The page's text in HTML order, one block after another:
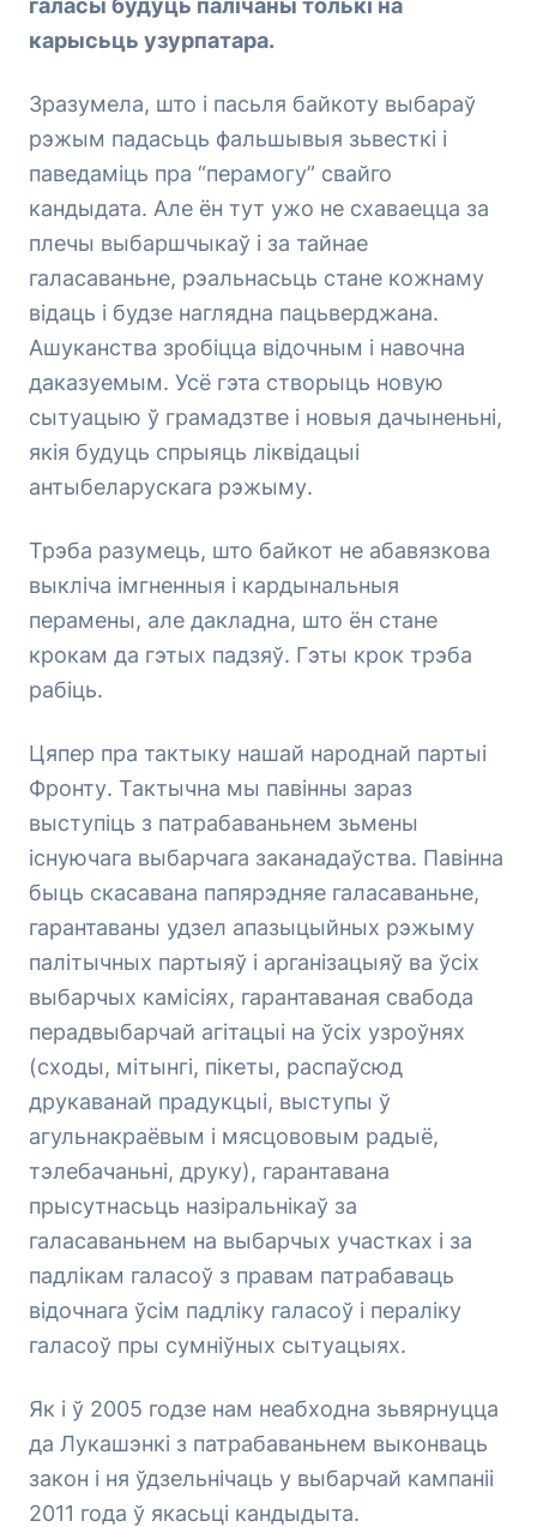
галасы будуць палічаны толькі на
карысьць узурпатара.
Зразумела, што і пасьля байкоту выбараў
рэжым падасьць фальшывыя зьвесткі і
паведаміць пра “перамогу” свайго
кандыдата. Але ён тут ужо не схаваецца за
плечы выбаршчыкаў і за тайнае
галасаваньне, рэальнасьць стане кожнаму
відаць і будзе наглядна пацьверджана.
Ашуканства зробіцца відочным і навочна
даказуемым. Усё гэта створыць новую
сытуацыю ў грамадзтве і новыя дачыненьні,
якія будуць спрыяць ліквідацыі
антыбеларускага рэжыму.
Трэба разумець, што байкот не абавязкова
выкліча імгненныя і кардынальныя
перамены, але дакладна, што ён стане
крокам да гэтых падзяў. Гэты крок трэба
рабіць.
Цяпер пра тактыку нашай народнай партыі
Фронту. Тактычна мы павінны зараз
выступіць з патрабаваньнем зьмены
існуючага выбарчага заканадаўства. Павінна
быць скасавана папярэдняе галасаваньне,
гарантаваны удзел апазыцыйных рэжыму
палітычных партыяў і арганізацыяў ва ўсіх
выбарчых камісіях, гарантаваная свабода
перадвыбарчай агітацыі на ўсіх узроўнях
(сходы, мітынгі, пікеты, распаўсюд
друкаванай прадукцыі, выступы ў
агульнакраёвым і мясцововым радыё,
тэлебачаньні, друку), гарантавана
прысутнасьць назіральнікаў за
галасаваньнем на выбарчых участках і за
падлікам галасоў з правам патрабаваць
відочнага ўсім падліку галасоў і пераліку
галасоў пры сумніўных сытуацыях.
Як і ў 2005 годзе нам неабходна зьвярнуцца
да Лукашэнкі з патрабаваньнем выконваць
закон і ня ўдзельнічаць у выбарчай кампаніі
2011 года ў якасьці кандыдыта.